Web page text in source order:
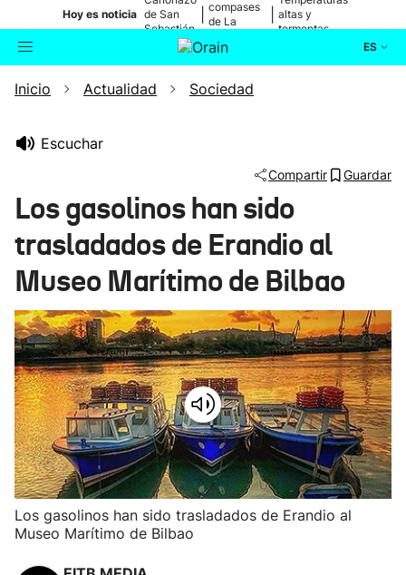
Hoy es noticia de San
Sebastián
compases
de La
altas y
tormentas
ES
Buscador Actualidad
Ikusmiran
Eguraldia
Inicio Actualidad Sociedad
Escuchar
Compartir Guardar
Los gasolinos han sido
trasladados de Erandio al
Museo Marítimo de Bilbao
Los gasolinos han sido trasladados de Erandio al
Museo Marítimo de Bilbao